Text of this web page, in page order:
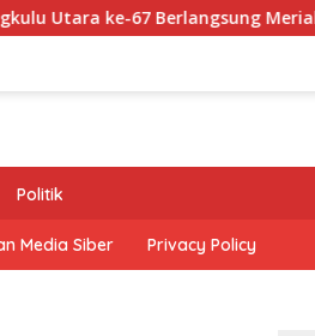
ke-67 Berlangsung Meriah, Alun-
Politik
Media Siber Privacy Policy